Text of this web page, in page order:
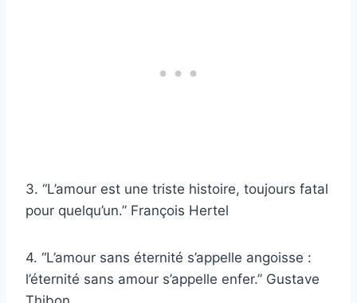
3. “L’amour est une triste histoire, toujours fatal
pour quelqu’un.” François Hertel
4. “L’amour sans éternité s’appelle angoisse :
l’éternité sans amour s’appelle enfer.” Gustave